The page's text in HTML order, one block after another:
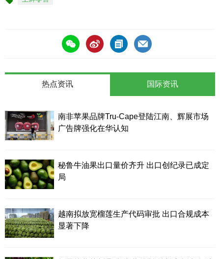
热点资讯
南非苹果品牌Tru-Cape登陆江南、辉展市场
广告牌强化在华认知
秘鲁牛油果出口量价齐升 出口创纪录已成定
局
越南拟放宽榴莲生产代码审批 出口合规成本
显著下降
国际资讯